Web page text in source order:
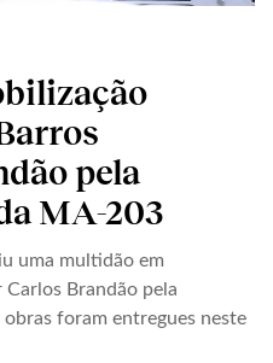
pela
MA-203
uma multidão em
Brandão pela
foram entregues neste